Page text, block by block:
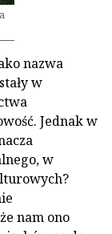
nazwa
w
Jednak w
w
nam ono